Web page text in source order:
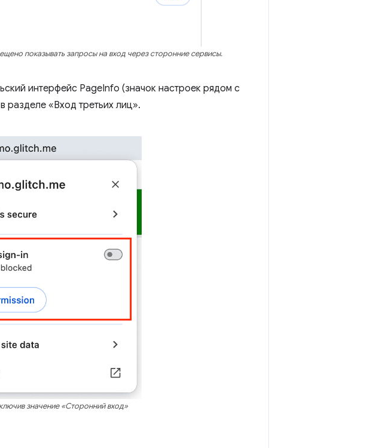
показывать запросы на вход через сторонние сервисы.
интерфейс PageInfo (значок настроек рядом с
разделе «Вход третьих лиц».
значение «Сторонний вход»